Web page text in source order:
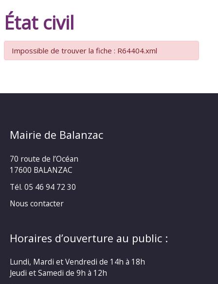
État civil
Impossible de trouver la fiche : R64404.xml
Mairie de Balanzac
70 route de l’Océan
17600 BALANZAC
Tél. 05 46 94 72 30
Nous contacter
Horaires d’ouverture au public :
Lundi, Mardi et Vendredi de 14h à 18h
Jeudi et Samedi de 9h à 12h